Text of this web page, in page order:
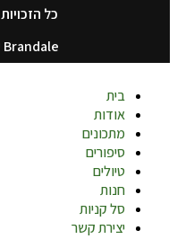
כל
Brandale עיצוב ובניית אתרים
בית
אודות
מתכונים
סיפורים
טיולים
חנות
סל קניות
יצירת קשר